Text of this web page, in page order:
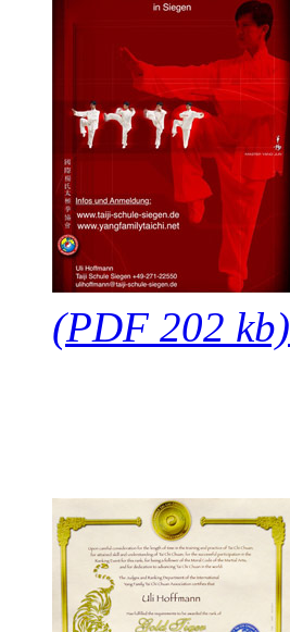
(PDF 202 kb)